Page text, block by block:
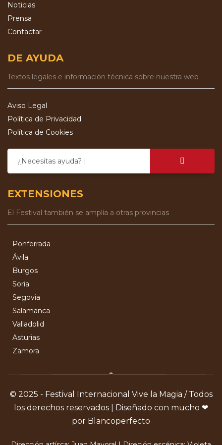
Noticias
Prensa
Contactar
DE AYUDA
Textos legales e información técnica sobre nuestra web
Aviso Legal
Política de Privacidad
Política de Cookies
¿Necesitas ayuda?
EXTENSIONES
El Festival también se amplía a otras provincias
Ponferrada
Ávila
Burgos
Soria
Segovia
Salamanca
Valladolid
Asturias
Zamora
© 2025 - Festival Internacional Vive la Magia / Todos
los derechos reservados | Diseñado con mucho ❤
por Blancoperfecto